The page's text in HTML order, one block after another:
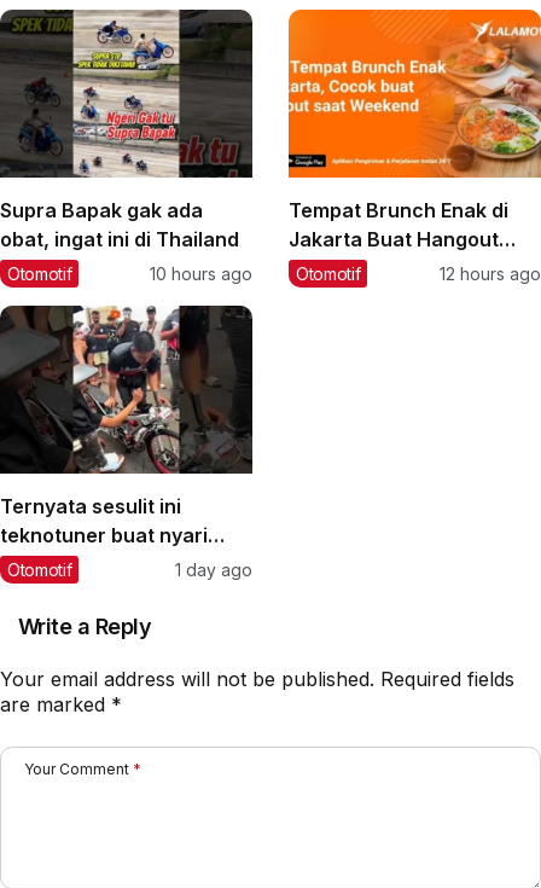
Supra Bapak gak ada
obat, ingat ini di Thailand
Otomotif 10 hours ago
Tempat Brunch Enak di
Jakarta Buat Hangout
Saat Weekend
Otomotif 12 hours ago
Ternyata sesulit ini
teknotuner buat nyari
lawan yang sepadan‼️
Otomotif 1 day ago
Write a Reply
Your email address will not be published. Required fields
are marked *
Your Comment *